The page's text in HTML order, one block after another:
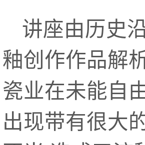
讲座由历史
釉创作作品解
瓷业在未能自
出现带有很大